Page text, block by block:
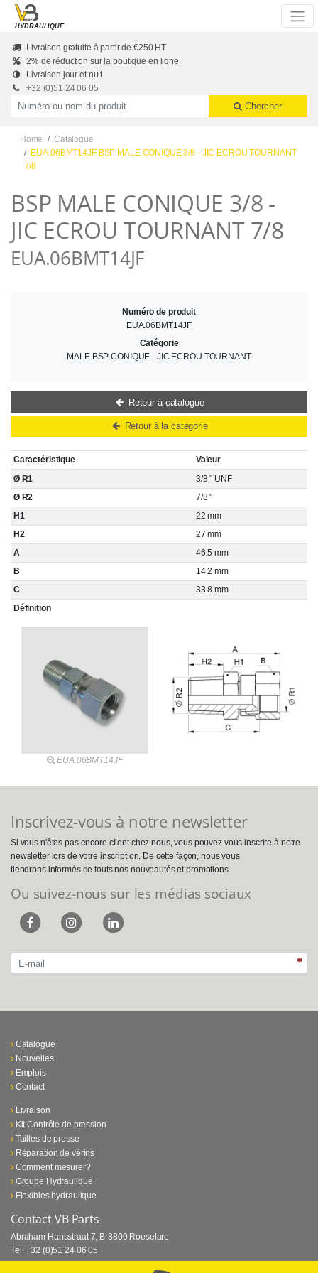
Skip to main content
HYDRAULIQUE
Livraison gratuite à partir de €250 HT
2% de réduction sur la boutique en ligne
Livraison jour et nuit
+32 (0)51 24 06 05
Productnummer of naam
Chercher
Home
Catalogue
EUA.06BMT14JF BSP MALE CONIQUE 3/8 - JIC ECROU TOURNANT
7/8
BSP MALE CONIQUE 3/8 -
JIC ECROU TOURNANT 7/8
EUA.06BMT14JF
Caractéristique
Valeur
Ø R1
3/8 " UNF
Ø R2
7/8 "
H1
22 mm
H2
27 mm
A
46.5 mm
B
14.2 mm
C
33.8 mm
Définition
EUA.06BMT14JF
Numéro de produit
EUA.06BMT14JF
Catégorie
MALE BSP CONIQUE - JIC ECROU TOURNANT
Retour à catalogue
Retour à la catégorie
Inscrivez-vous à notre newsletter
Si vous n'êtes pas encore client chez nous, vous pouvez vous inscrire à notre
newsletter lors de votre inscription. De cette façon, nous vous
tiendrons informés de touts nos nouveautés et promotions.
Ou suivez-nous sur les médias sociaux
Catalogue
Nouvelles
Emplois
Contact
Livraison
Kit Contrôle de pression
Tailles de presse
Réparation de vérins
Comment mesurer?
Groupe Hydraulique
Flexibles hydraulique
Contact VB Parts
Abraham Hansstraat 7, B-8800 Roeselare
Tel. +32 (0)51 24 06 05